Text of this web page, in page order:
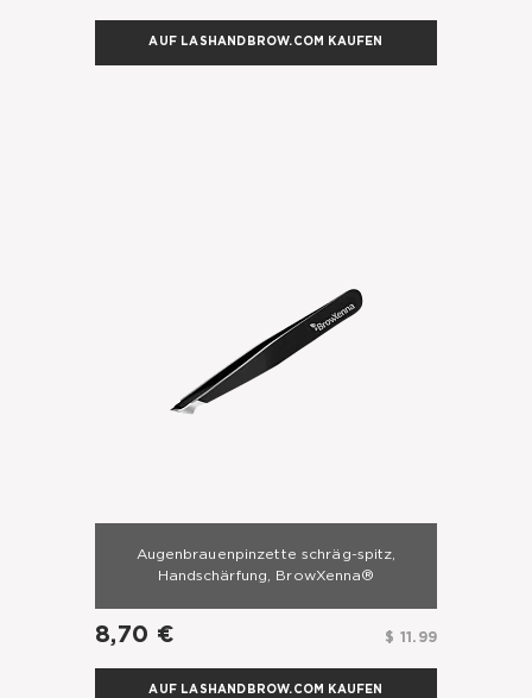
AUF LASHANDBROW.COM KAUFEN
Augenbrauenpinzette schräg-spitz,
Handschärfung, BrowXenna®
8,70 € $ 11.99
AUF LASHANDBROW.COM KAUFEN